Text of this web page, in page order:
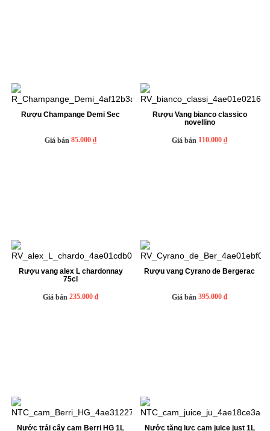
Rượu Champange Demi Sec
Giá bán 85.000 ₫
Rượu Vang bianco classico
novellino
Giá bán 110.000 ₫
Rượu vang alex L chardonnay
75cl
Giá bán 235.000 ₫
Rượu vang Cyrano de Bergerac
Giá bán 395.000 ₫
Nước trái cây cam Berri HG 1L Nước tăng lực cam juice just 1L